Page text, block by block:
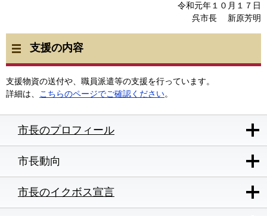
令和元年１０月１７日
呉市長 新原芳明
支援の内容
支援物資の送付や、職員派遣等の支援を行っています。
詳細は、
こちらのページでご確認ください。
市長のプロフィール
市長動向
市長のイクボス宣言